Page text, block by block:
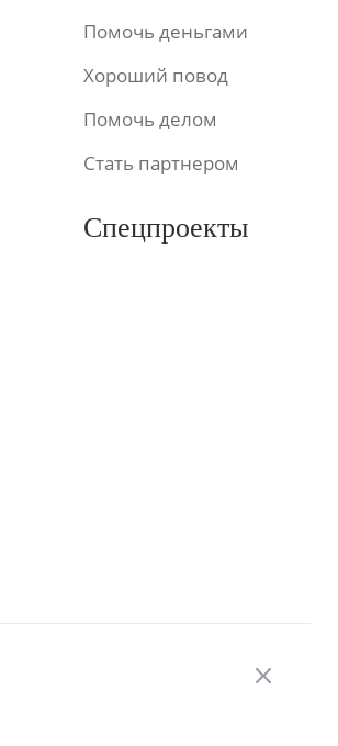
Помочь деньгами
Хороший повод
Помочь делом
Стать партнером
Спецпроекты